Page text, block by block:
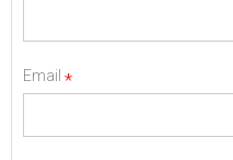
Email *